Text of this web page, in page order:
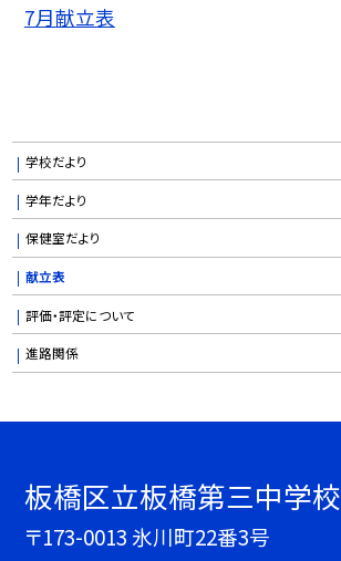
7月献立表
学校だより
学年だより
保健室だより
献立表
評価・評定について
進路関係
板橋区立板橋第三中学校
〒173-0013 氷川町22番3号